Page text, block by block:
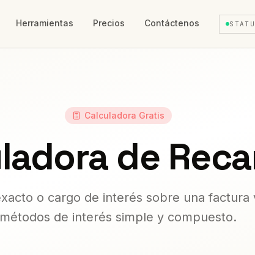
Herramientas Precios Contáctenos
Calculadora Gratis
de
o cargo de interés sobre una factura
métodos de interés simple y compuesto.